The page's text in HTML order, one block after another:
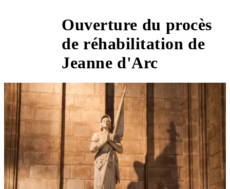
Ouverture du procès
de réhabilitation de
Jeanne d'Arc